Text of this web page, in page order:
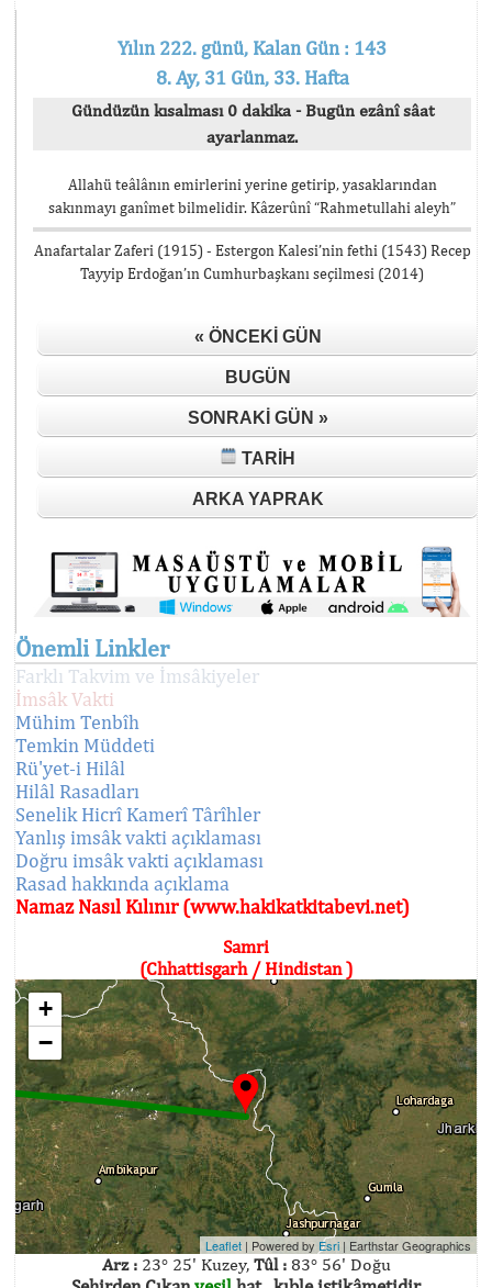
Yılın 222. günü, Kalan Gün : 143
8. Ay, 31 Gün, 33. Hafta
Gündüzün kısalması 0 dakika - Bugün ezânî sâat
ayarlanmaz.
Allahü teâlânın emirlerini yerine getirip, yasaklarından
sakınmayı ganîmet bilmelidir. Kâzerûnî “Rahmetullahi aleyh”
Anafartalar Zaferi (1915) - Estergon Kalesi’nin fethi (1543) Recep
Tayyip Erdoğan’ın Cumhurbaşkanı seçilmesi (2014)
« ÖNCEKI GÜN
BUGÜN
SONRAKI GÜN »
TARIH
ARKA YAPRAK
Önemli Linkler
Farklı Takvim ve İmsâkiyeler
İmsâk Vakti
Mühim Tenbîh
Temkin Müddeti
Rü'yet-i Hilâl
Hilâl Rasadları
Senelik Hicrî Kamerî Târîhler
Yanlış imsâk vakti açıklaması
Doğru imsâk vakti açıklaması
Rasad hakkında açıklama
Namaz Nasıl Kılınır (www.hakikatkitabevi.net)
Samri
(Chhattisgarh / Hindistan )
+
−
Leaflet | Powered by Esri | Earthstar Geographics
Arz :23° 25' Kuzey, Tûl :83° 56' Doğu